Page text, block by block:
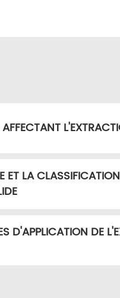
ET LA
D'APPLICATION DE